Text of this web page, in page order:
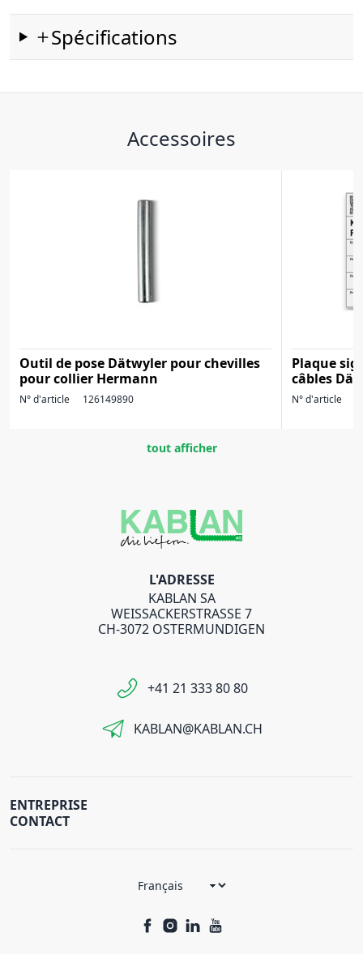
Spécifications
Accessoires
Outil de pose Dätwyler pour chevilles
pour collier Hermann
N° d'article 126149890
Plaque
câbles
N° d'article
tout afficher
L'ADRESSE
KABLAN SA
WEISSACKERSTRASSE 7
CH-3072 OSTERMUNDIGEN
+41 21 333 80 80
KABLAN@KABLAN.CH
ENTREPRISE
CONTACT